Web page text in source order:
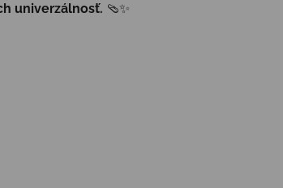
univerzálnosť. 🩴✨